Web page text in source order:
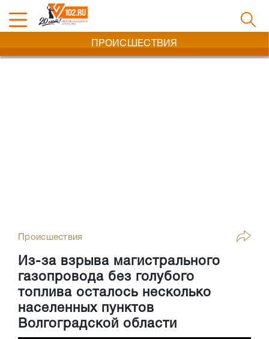
ПРОИСШЕСТВИЯ
Происшествия
Из-за взрыва магистрального
газопровода без голубого
топлива осталось несколько
населенных пунктов
Волгоградской области